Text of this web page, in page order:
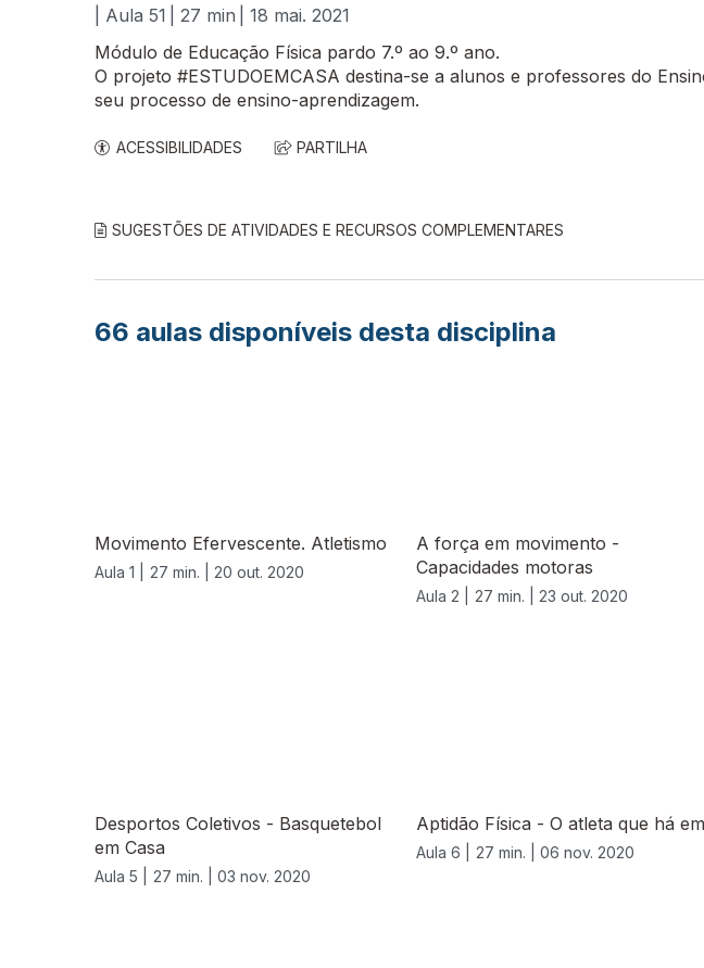
| Aula 51 | 27 min | 18 mai. 2021
Módulo de Educação Física pardo 7.º ao 9.º ano.
O projeto #ESTUDOEMCASA destina-se a alunos e professores do
seu processo de ensino-aprendizagem.
ACESSIBILIDADES PARTILHA
SUGESTÕES DE ATIVIDADES E RECURSOS COMPLEMENTARES
66 aulas disponíveis desta disciplina
Movimento Efervescente. Atletismo
Aula 1 | 27 min. | 20 out. 2020
A força em movimento -
Capacidades motoras
Aula 2 | 27 min. | 23 out. 2020
Desportos Coletivos - Basquetebol
em Casa
Aula 5 | 27 min. | 03 nov. 2020
Aptidão Física - O atleta que há
Aula 6 | 27 min. | 06 nov. 2020